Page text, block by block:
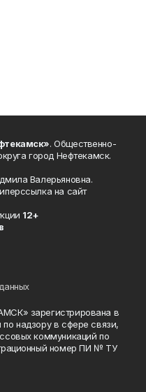
. Общественно-
город Нефтекамск.
Валерьяновна.
на сайт
12+
зарегистрирована в
надзору в сфере связи,
коммуникаций по
номер ПИ № ТУ